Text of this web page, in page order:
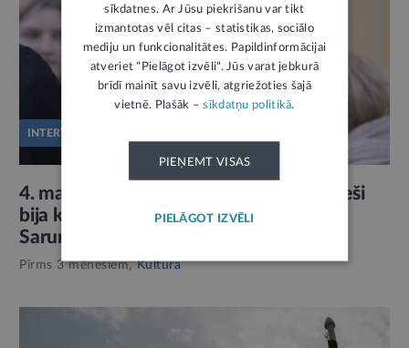
INTERVIJA
4. maijs kā pēdējais brīdis: cik tuvu latvieši
bija kļūšanai par minoritāti savā valstī?
Saruna ar vēsturnieku Gati Krūmiņu
Pirms 3 mēnešiem, Kultūra
sīkdatnes. Ar Jūsu piekrišanu var tikt
izmantotas vēl citas – statistikas, sociālo
mediju un funkcionalitātes. Papildinformācijai
atveriet "Pielāgot izvēli". Jūs varat jebkurā
brīdī mainīt savu izvēli, atgriežoties šajā
vietnē. Plašāk –sīkdatņu politikā.
PIEŅEMT VISAS
PIELĀGOT IZVĒLI